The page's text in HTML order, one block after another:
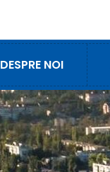
DESPRE NOI